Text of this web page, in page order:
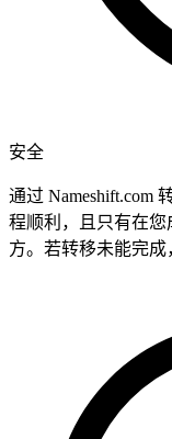
安全
通过 Nameshift.com
程顺利，且只有在
方。若转移未能完成